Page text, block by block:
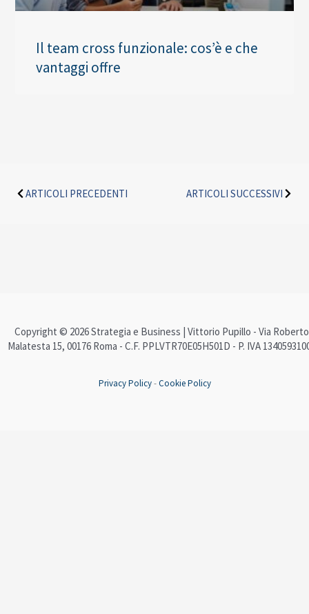
Il team cross funzionale: cos’è e che
vantaggi offre
ARTICOLI PRECEDENTI
ARTICOLI SUCCESSIVI
Copyright © 2026 Strategia e Business | Vittorio Pupillo - Via Roberto
Malatesta 15, 00176 Roma - C.F. PPLVTR70E05H501D - P. IVA
Privacy Policy-Cookie Policy